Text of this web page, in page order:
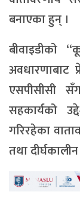
बनाएका हुन् ।
बीवाइडीको
अवधारणाबाट
एसपीसीसी
सहकार्यको
गरिरहेका
तथा